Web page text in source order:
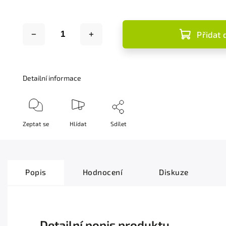
Přidat
Detailní informace
Zeptat se Hlídat Sdílet
Popis Hodnocení Diskuze